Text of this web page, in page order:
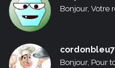
Bonjour, Votre
Bonjour, Pour